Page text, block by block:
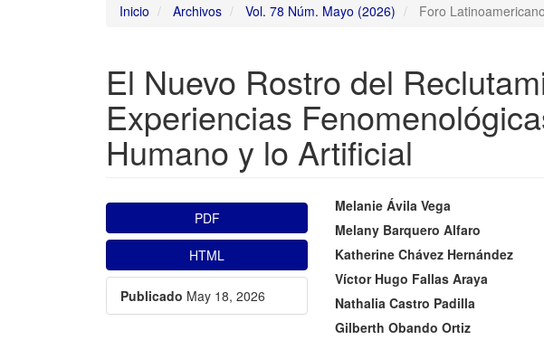
Inicio Archivos Vol. 78 Núm. Mayo (2026) Foro Latinoamericano
El Nuevo Rostro del
Experiencias
Humano y lo Artificial
PDF
HTML
Publicado May 18, 2026
Melanie Ávila Vega
Melany Barquero Alfaro
Katherine Chávez Hernández
Víctor Hugo Fallas Araya
Nathalia Castro Padilla
Gilberth Obando Ortiz